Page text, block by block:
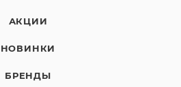
АКЦИИ
НОВИНКИ
БРЕНДЫ